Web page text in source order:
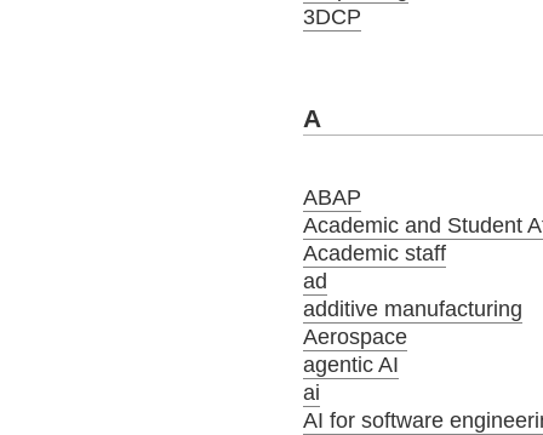
3DCP
A
ABAP
Academic and Student
Academic staff
ad
additive manufacturing
Aerospace
agentic AI
ai
AI for software